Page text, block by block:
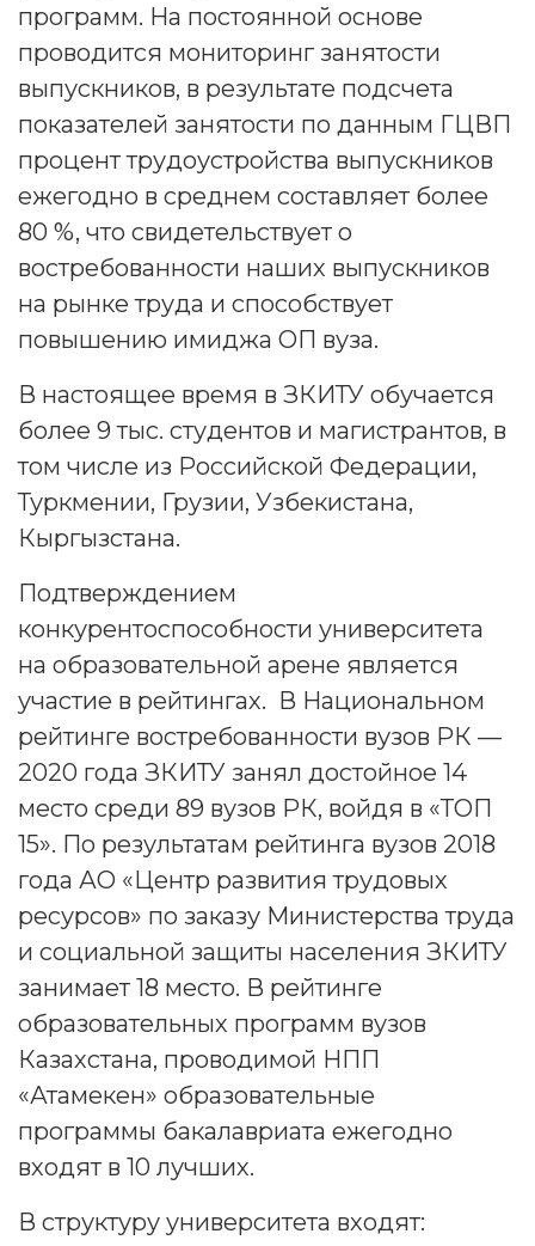
программ. На постоянной основе
проводится мониторинг занятости
выпускников, в результате подсчета
показателей занятости по данным ГЦВП
процент трудоустройства выпускников
ежегодно в среднем составляет более
80 %, что свидетельствует о
востребованности наших выпускников
на рынке труда и способствует
повышению имиджа ОП вуза.
В настоящее время в ЗКИТУ обучается
более 9 тыс. студентов и магистрантов, в
том числе из Российской Федерации,
Туркмении, Грузии, Узбекистана,
Кыргызстана.
Подтверждением
конкурентоспособности университета
на образовательной арене является
участие в рейтингах. В Национальном
рейтинге востребованности вузов РК —
2020 года ЗКИТУ занял достойное 14
место среди 89 вузов РК, войдя в «ТОП
15». По результатам рейтинга вузов 2018
года АО «Центр развития трудовых
ресурсов» по заказу Министерства труда
и социальной защиты населения ЗКИТУ
занимает 18 место. В рейтинге
образовательных программ вузов
Казахстана, проводимой НПП
«Атамекен» образовательные
программы бакалавриата ежегодно
входят в 10 лучших.
В структуру университета входят: